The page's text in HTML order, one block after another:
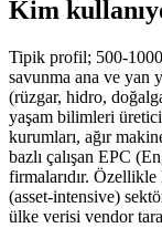
Kim
Tipik profil; 500-
savunma ana ve yan
(rüzgar, hidro,
yaşam bilimleri
kurumları, ağır
bazlı çalışan EPC
firmalarıdır.
(asset-intensive)
ülke verisi vendor